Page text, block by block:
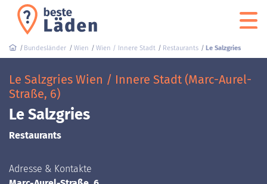
Bundesländer Wien Wien / Innere Stadt Restaurants Le Salzgries
Le Salzgries Wien / Innere Stadt (Marc-Aurel-
Straße, 6)
Le Salzgries
Restaurants
Adresse & Kontakte